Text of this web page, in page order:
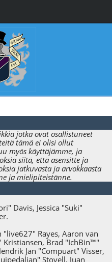
jotka ovat osallistuneet
tämä ei olisi ollut
myös käyttäjämme, ja
siitä, että asensitte ja
jatkuvasta ja arvokkaasta
ja mielipiteistänne.
Davis, Jessica "Suki"
"live627" Rayes, Aaron van
Kristiansen, Brad "IchBin™"
Jan "Compuart" Visser,
Stovell, Juan